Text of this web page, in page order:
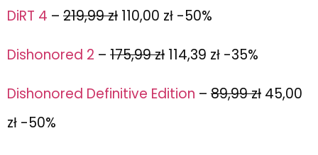
DiRT 4 – 219,99 zł 110,00 zł -50%
Dishonored 2 – 175,99 zł 114,39 zł -35%
Dishonored Definitive Edition – 89,99 zł 45,00
zł -50%